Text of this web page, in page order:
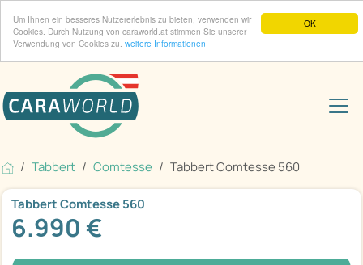
OK
Um Ihnen ein besseres Nutzererlebnis zu bieten, verwenden wir
Cookies. Durch Nutzung von caraworld.at stimmen Sie unserer
Verwendung von Cookies zu. weitere Informationen
Tabbert Comtesse Tabbert Comtesse 560
Tabbert Comtesse 560
6.990 €